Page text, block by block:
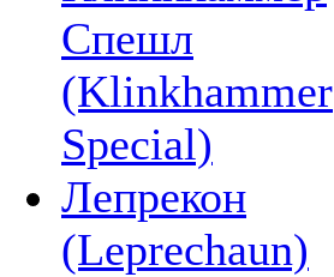
Спешл
(Klinkhammer
Special)
Лепрекон
(Leprechaun)